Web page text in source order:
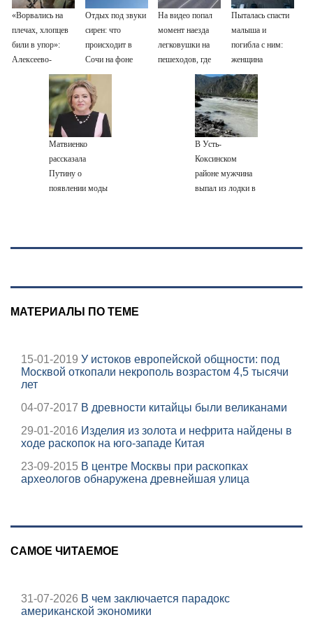
«Ворвались на
плечах, хлопцев
били в упор»:
Алексеево-
Дружковка стала
могильником для
«птах Мадьяра»
Отдых под звуки
сирен: что
происходит в
Сочи на фоне
массированных
атак
беспилотников
На видео попал
момент наезда
легковушки на
пешеходов, где
пострадали
минимум восемь
06/08/2026 –
Пыталась спасти
малыша и
погибла с ним:
женщина
разбилась
насмерть на
глазах у детей
06/08/2026 –
Новости
Матвиенко
рассказала
Путину о
появлении моды
В Усть-
Коксинском
районе мужчина
выпал из лодки в
МАТЕРИАЛЫ ПО ТЕМЕ
15-01-2019 У истоков европейской общности: под
Москвой откопали некрополь возрастом 4,5 тысячи
лет
04-07-2017 В древности китайцы были великанами
29-01-2016 Изделия из золота и нефрита найдены в
ходе раскопок на юго-западе Китая
23-09-2015 В центре Москвы при раскопках
археологов обнаружена древнейшая улица
САМОЕ ЧИТАЕМОЕ
31-07-2026 В чем заключается парадокс
американской экономики